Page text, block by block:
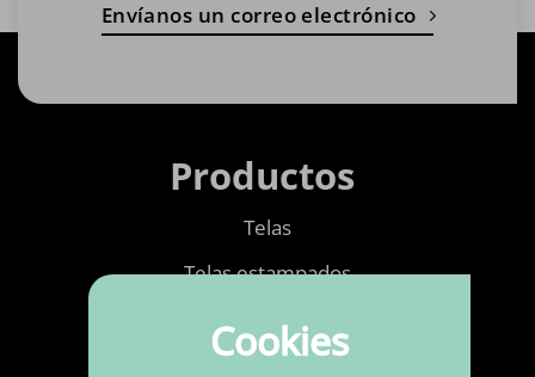
Envíanos un correo electrónico
Productos
Telas
Telas estampados
Mercería
Cuero de imitación
Cookies